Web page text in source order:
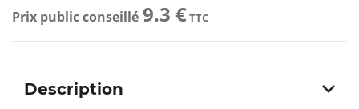
Prix public conseillé 9.3 €TTC
Description